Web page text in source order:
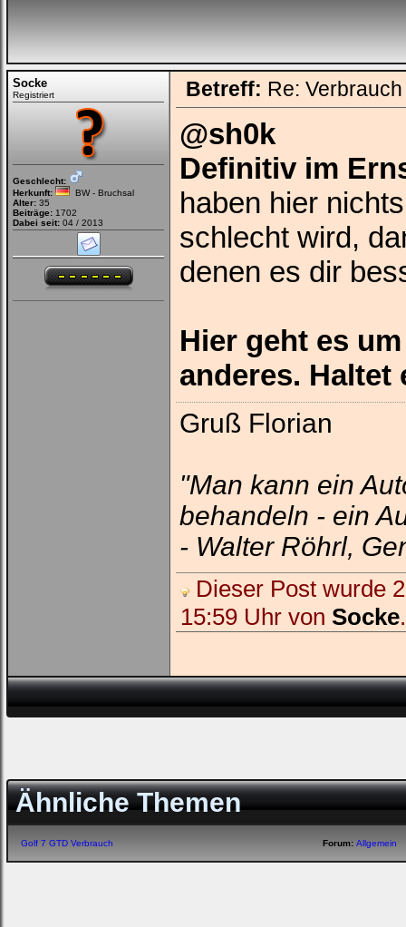
Socke
Registriert
Geschlecht:
Herkunft:
BW - Bruchsal
Alter: 35
Beiträge: 1702
Dabei seit: 04 / 2013
Betreff: Re:
@sh0k
Definitiv im
haben hier
schlecht wird,
denen es dir
Hier geht es
anderes. Haltet
Gruß Florian
"Man kann ein
behandeln - ein
- Walter Röhrl,
Dieser Post wurde
15:59 Uhr von Socke.
Ähnliche Themen
Golf 7 GTD Verbrauch Forum: Allgemein